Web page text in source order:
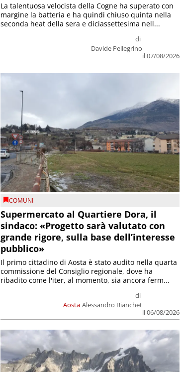
di
Davide Pellegrino
il 07/08/2026
La talentuosa velocista della Cogne ha superato con
margine la batteria e ha quindi chiuso quinta nella
seconda heat della sera e diciassettesima nell...
COMUNI
Supermercato al Quartiere Dora, il
sindaco: «Progetto sarà valutato con
grande rigore, sulla base dell’interesse
pubblico»
Aosta
di
Alessandro Bianchet
il 06/08/2026
Il primo cittadino di Aosta è stato audito nella quarta
commissione del Consiglio regionale, dove ha
ribadito come l'iter, al momento, sia ancora ferm...